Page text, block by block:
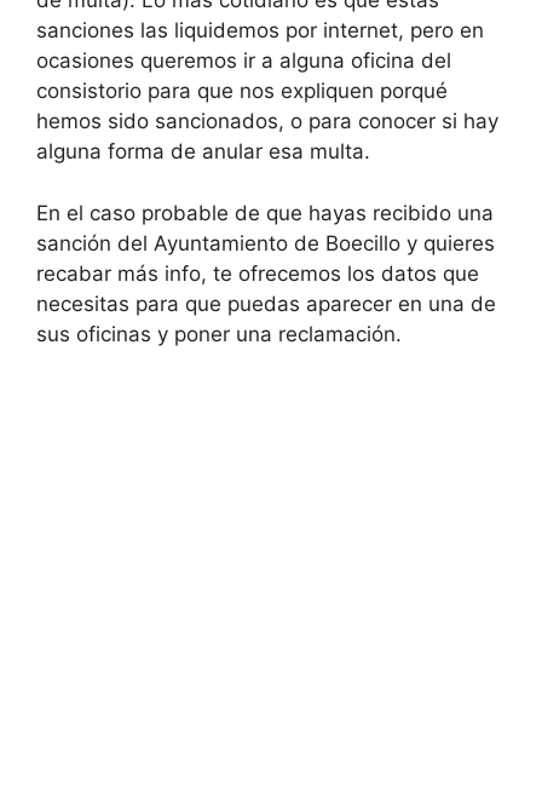
sanciones las liquidemos por internet, pero en
ocasiones queremos ir a alguna oficina del
consistorio para que nos expliquen porqué
hemos sido sancionados, o para conocer si hay
alguna forma de anular esa multa.
En el caso probable de que hayas recibido una
sanción del Ayuntamiento de Boecillo y quieres
recabar más info, te ofrecemos los datos que
necesitas para que puedas aparecer en una de
sus oficinas y poner una reclamación.